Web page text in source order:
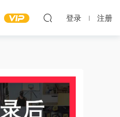
登录 注册